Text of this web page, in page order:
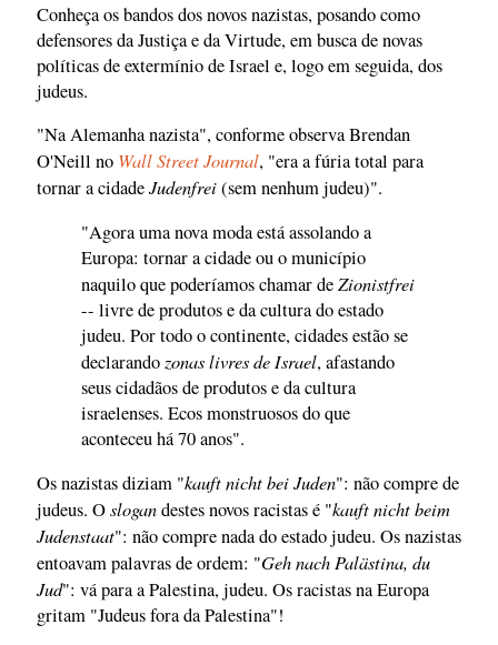
Conheça os bandos dos novos nazistas, posando como
defensores da Justiça e da Virtude, em busca de novas
políticas de extermínio de Israel e, logo em seguida, dos
judeus.
"Na Alemanha nazista", conforme observa Brendan
O'Neill no Wall Street Journal, "era a fúria total para
tornar a cidadeJudenfrei(sem nenhum judeu)".
"Agora uma nova moda está assolando a
Europa: tornar a cidade ou o município
naquilo que poderíamos chamar deZionistfrei
-- livre de produtos e da cultura do estado
judeu. Por todo o continente, cidades estão se
declarando zonas livres de Israel, afastando
seus cidadãos de produtos e da cultura
israelenses. Ecos monstruosos do que
aconteceu há 70 anos".
Os nazistas diziam "kauft nicht bei Juden": não compre de
judeus. Oslogandestes novos racistas é "kauft nicht beim
Judenstaat": não compre nada do estado judeu. Os nazistas
entoavam palavras de ordem: "Geh nach Palästina, du
Jud": vá para a Palestina, judeu. Os racistas na Europa
gritam "Judeus fora da Palestina"!